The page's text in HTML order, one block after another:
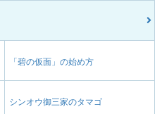
「碧の仮面」の始め方
シンオウ御三家のタマゴ